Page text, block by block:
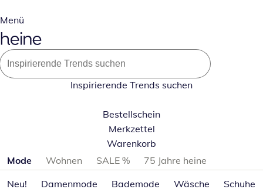
Menü
Inspirierende Trends suchen
Bestellschein
Merkzettel
Warenkorb
Produktkategorien überspringen
Mode Wohnen SALE %
75 Jahre heine
Neu!
Damenmode Bademode Wäsche Schuhe